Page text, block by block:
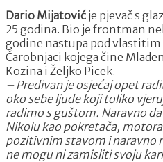
Dario Mijatović je pjevač s
25 godina. Bio je frontman
godine nastupa pod
Čarobnjaci kojega čine
Kozina i Željko Picek.
– Predivan je osjećaj opet
oko sebe ljude koji toliko
radimo s guštom. Naravno
Nikolu kao pokretača,
pozitivnim stavom i naravno
ne mogu ni zamisliti svoju